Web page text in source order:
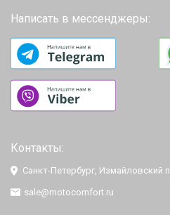
Написать в мессенджеры:
Контакты:
Санкт-Петербург, Измайловский
sale@motocomfort.ru